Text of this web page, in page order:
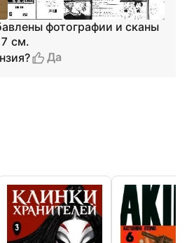
фотографии и сканы
см.
Да